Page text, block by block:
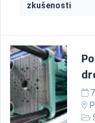
zkušenosti